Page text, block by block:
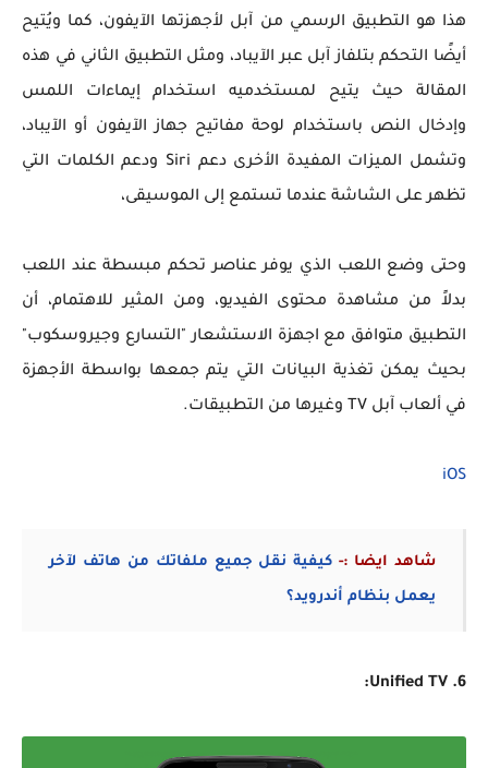
هذا هو التطبيق الرسمي من آبل لأجهزتها الآيفون، كما ويُتيح
أيضًا التحكم بتلفاز آبل عبر الآيباد، ومثل التطبيق الثاني في هذه
المقالة حيث يتيح لمستخدميه استخدام إيماءات اللمس
وإدخال النص باستخدام لوحة مفاتيح جهاز الآيفون أو الآيباد،
وتشمل الميزات المفيدة الأخرى دعم Siri ودعم الكلمات التي
تظهر على الشاشة عندما تستمع إلى الموسيقى،
وحتى وضع اللعب الذي يوفر عناصر تحكم مبسطة عند اللعب
بدلاً من مشاهدة محتوى الفيديو، ومن المثير للاهتمام، أن
التطبيق متوافق مع اجهزة الاستشعار "التسارع وجيروسكوب"
بحيث يمكن تغذية البيانات التي يتم جمعها بواسطة الأجهزة
في ألعاب آبل TV وغيرها من التطبيقات.
iOS
شاهد ايضا :- كيفية نقل جميع ملفاتك من هاتف لآخر
يعمل بنظام أندرويد؟
6. Unified TV: